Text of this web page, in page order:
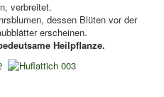
verbreitet.
dessen Blüten vor der
erscheinen.
Heilpflanze.